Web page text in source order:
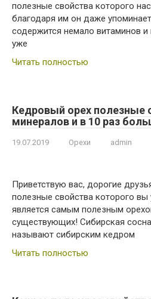
полезные свойства которого
благодаря им он даже
содержится немало витаминов и
уже
Читать полностью
Кедровый орех полезные
минералов и в 10 раз
19.07.2019 Орехи admin
Приветствую вас, дорогие
полезные свойства которого вы
является самым полезным
существующих! Сибирская
называют сибирским кедром
Читать полностью